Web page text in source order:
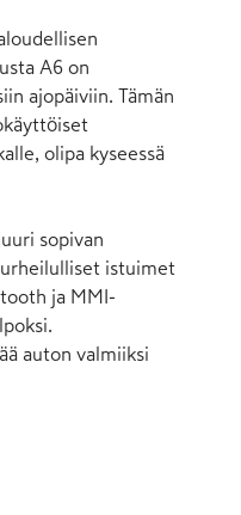
A6 on
ajopäiviin. Tämän
olipa kyseessä
sopivan
urheilulliset istuimet
ja MMI-
auton valmiiksi